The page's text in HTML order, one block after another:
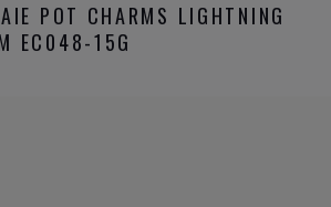
POT CHARMS LIGHTNING
EC048-15G